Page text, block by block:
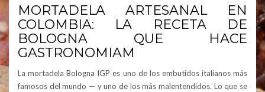
MORTADELA ARTESANAL EN
COLOMBIA: LA RECETA DE
BOLOGNA QUE HACE
GASTRONOMIAM
La mortadela Bologna IGP es uno de los embutidos italianos más
famosos del mundo — y uno de los más malentendidos. Lo que se